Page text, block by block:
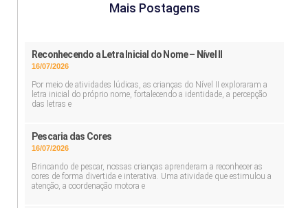
Mais Postagens
Reconhecendo a Letra Inicial do Nome – Nível II
16/07/2026
Por meio de atividades lúdicas, as crianças do Nível II exploraram a
letra inicial do próprio nome, fortalecendo a identidade, a percepção
das letras e
Pescaria das Cores
16/07/2026
Brincando de pescar, nossas crianças aprenderam a reconhecer as
cores de forma divertida e interativa. Uma atividade que estimulou a
atenção, a coordenação motora e